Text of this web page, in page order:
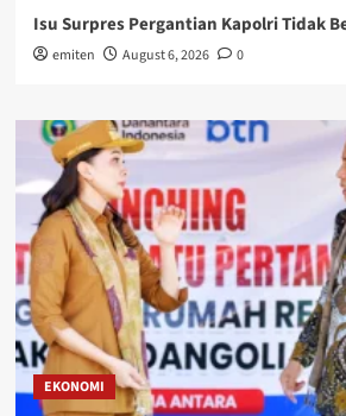
Isu Surpres Pergantian Kapolri Tidak
emiten August 6, 2026 0
EKONOMI